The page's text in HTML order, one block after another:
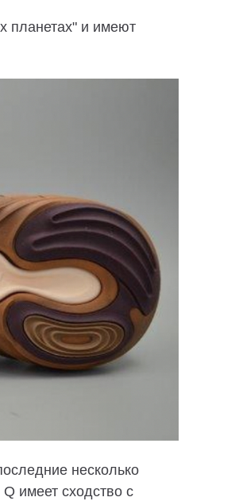
планетах" и имеют
несколько
имеет сходство с